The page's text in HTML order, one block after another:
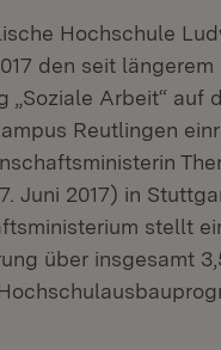
Hochschule
den seit
„Soziale Arbeit“ auf
Reutlingen
Juni 2017) in
stellt
über insgesamt